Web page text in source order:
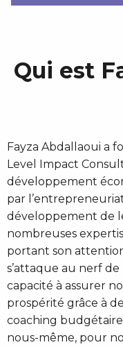
Qui est
Fayza Abdallaoui a
Level Impact
développement
par
développement de
nombreuses
portant son
s’attaque au nerf
capacité à assurer
prospérité grâce à
coaching
nous-même, pour